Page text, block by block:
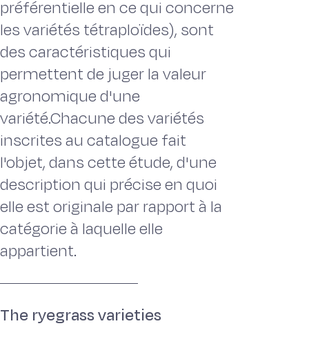
préférentielle en ce qui concerne
les variétés tétraploïdes), sont
des caractéristiques qui
permettent de juger la valeur
agronomique d'une
variété.Chacune des variétés
inscrites au catalogue fait
l'objet, dans cette étude, d'une
description qui précise en quoi
elle est originale par rapport à la
catégorie à laquelle elle
appartient.
The ryegrass varieties